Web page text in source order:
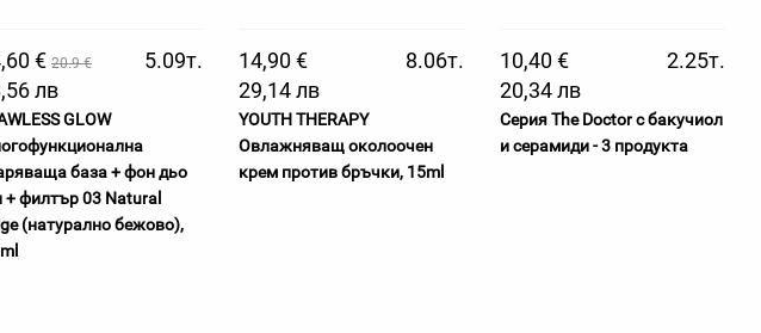
€ 20.9 €
5.09т.
лв
GLOW
база + фон дьо
+ филтър 03 Natural
(натурално бежово),
14,90 €
8.06т.
29,14 лв
YOUTH THERAPY
Овлажняващ околоочен
крем против бръчки, 15ml
10,40 €
2.25т.
20,34 лв
Серия The Doctor с бакучиол
и серамиди - 3 продукта